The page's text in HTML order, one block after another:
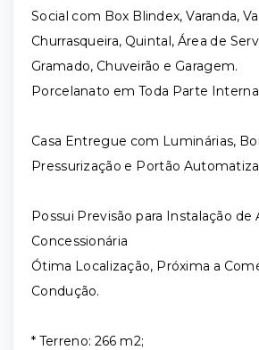
Social com Box Blindex, Varanda,
Churrasqueira, Quintal, Área de
Gramado, Chuveirão e Garagem.
Porcelanato em Toda Parte
Casa Entregue com Luminárias,
Pressurização e Portão
Possui Previsão para Instalação de
Concessionária
Ótima Localização, Próxima a
Condução.
* Terreno: 266 m2;